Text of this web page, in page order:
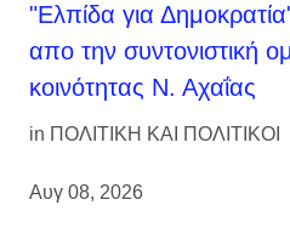
"Ελπίδα για
απο την συντονιστική
κοινότητας Ν. Αχαΐας
in ΠΟΛΙΤΙΚΗ ΚΑΙ ΠΟΛΙΤΙΚΟΙ
Αυγ 08, 2026